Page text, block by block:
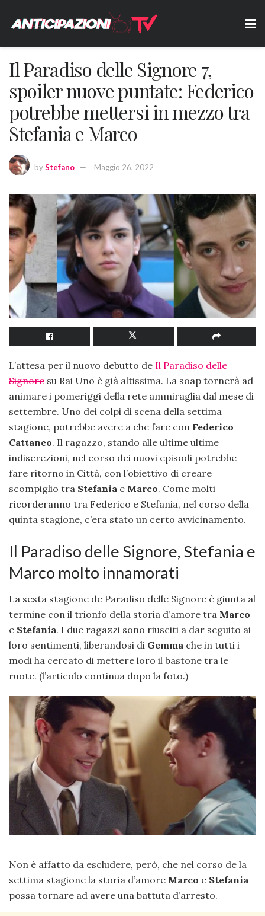
Il Paradiso delle Signore 7,
spoiler nuove puntate: Federico
potrebbe mettersi in mezzo tra
Stefania e Marco
byStefano Maggio 26, 2022
L’attesa per il nuovo debutto de Il Paradiso delle
Signore su Rai Uno è già altissima. La soap tornerà ad
animare i pomeriggi della rete ammiraglia dal mese di
settembre. Uno dei colpi di scena della settima
stagione, potrebbe avere a che fare con Federico
Cattaneo. Il ragazzo, stando alle ultime ultime
indiscrezioni, nel corso dei nuovi episodi potrebbe
fare ritorno in Città, con l’obiettivo di creare
scompiglio tra Stefania e Marco. Come molti
ricorderanno tra Federico e Stefania, nel corso della
quinta stagione, c’era stato un certo avvicinamento.
Il Paradiso delle Signore, Stefania e
Marco molto innamorati
La sesta stagione de Paradiso delle Signore è giunta al
termine con il trionfo della storia d’amore tra Marco
e Stefania. I due ragazzi sono riusciti a dar seguito ai
loro sentimenti, liberandosi di Gemma che in tutti i
modi ha cercato di mettere loro il bastone tra le
ruote. (l’articolo continua dopo la foto.)
Non è affatto da escludere, però, che nel corso de la
settima stagione la storia d’amore Marco e Stefania
possa tornare ad avere una battuta d’arresto.